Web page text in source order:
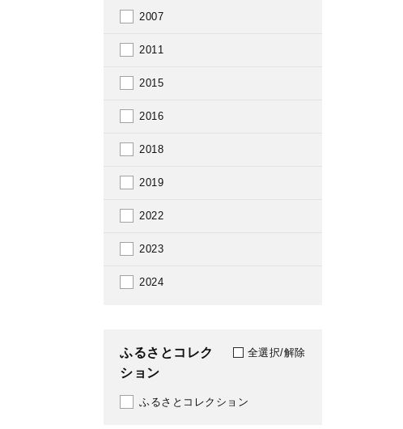
2007
2011
2015
2016
2018
2019
2022
2023
2024
ふるさとコレク
ション
全選択/解除
ふるさとコレクション